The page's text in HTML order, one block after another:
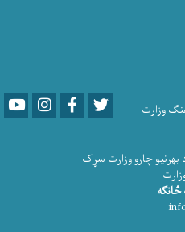
وزارت YoutubeLinkedInFacebook
چارو وزارت سړک